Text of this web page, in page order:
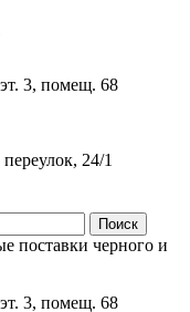
3, помещ. 68
24/1
Поиск
поставки черного и
3, помещ. 68